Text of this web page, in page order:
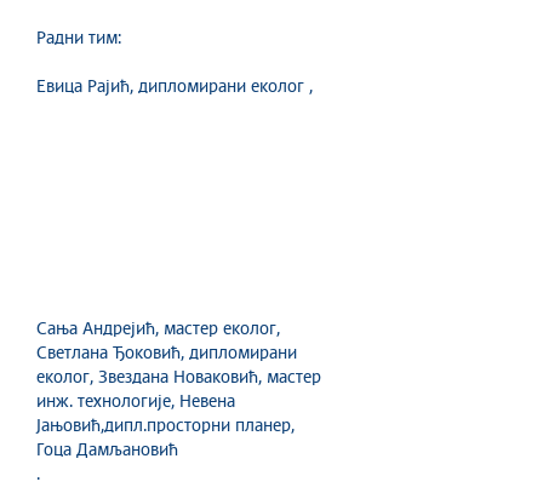
Радни тим:
Евица Рајић, дипломирани еколог ,
Сања Андрејић, мастер еколог,
Светлана Ђоковић, дипломирани
еколог, Звездана Новаковић, мастер
инж. технологије, Невена
Јањовић,дипл.просторни планер,
Гоца Дамљановић
.